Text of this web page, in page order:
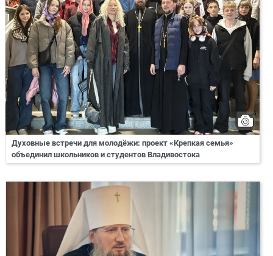
Духовные встречи для молодёжи: проект «Крепкая семья»
объединил школьников и студентов Владивостока